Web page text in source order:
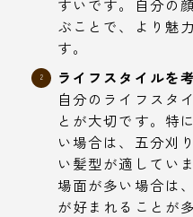
すいです。自分の
ぶことで、より魅
す。
ライフスタイルを
自分のライフスタ
とが大切です。特
い場合は、五分刈
い髪型が適してい
場面が多い場合は
が好まれることが